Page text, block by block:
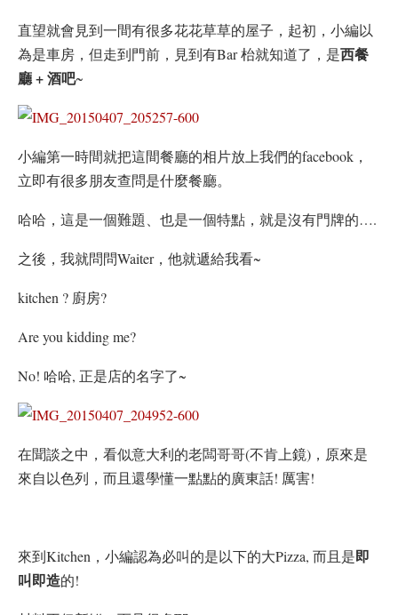
直望就會見到一間有很多花花草草的屋子，起初，小編以
為是車房，但走到門前，見到有Bar 枱就知道了，是西餐
廳 + 酒吧~
小編第一時間就把這間餐廳的相片放上我們的facebook，
立即有很多朋友查問是什麼餐廳。
哈哈，這是一個難題、也是一個特點，就是沒有門牌的….
之後，我就問問Waiter，他就遞給我看~
kitchen ? 廚房?
Are you kidding me?
No! 哈哈, 正是店的名字了~
在聞談之中，看似意大利的老闆哥哥(不肯上鏡)，原來是
來自以色列，而且還學懂一點點的廣東話! 厲害!
來到Kitchen，小編認為必叫的是以下的大Pizza, 而且是即
叫即造的!